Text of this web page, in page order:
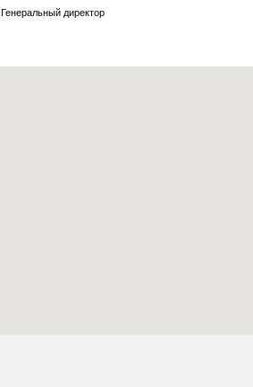
Генеральный директор